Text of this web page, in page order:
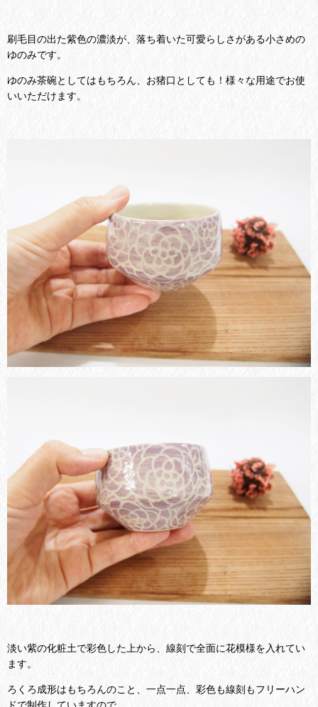
刷毛目の出た紫色の濃淡が、落ち着いた可愛らしさがある小さめの
ゆのみです。
ゆのみ茶碗としてはもちろん、お猪口としても！様々な用途でお使
いいただけます。
淡い紫の化粧土で彩色した上から、線刻で全面に花模様を入れてい
ます。
ろくろ成形はもちろんのこと、一点一点、彩色も線刻もフリーハン
ドで制作していますので